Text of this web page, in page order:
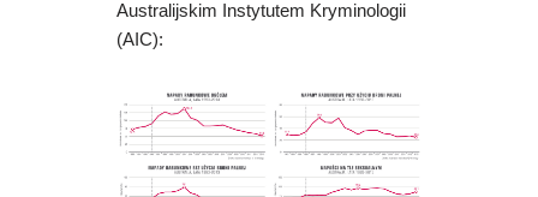
Australijskim Instytutem Kryminologii
(AIC):